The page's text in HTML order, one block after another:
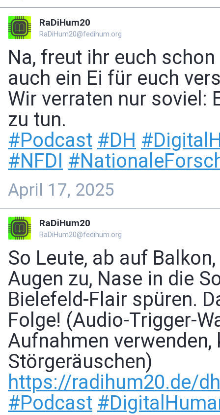
RaDiHum20
RaDiHum20@fedihum.org
Na, freut ihr euch
auch ein Ei für euch
Wir verraten nur soviel:
zu tun.
#Podcast #DH #
#NFDI #
April 17, 2025
RaDiHum20
RaDiHum20@fedihum.org
So Leute, ab auf
Augen zu, Nase in die
Bielefeld-Flair spüren.
Folge! (Audio-Trigger-
Aufnahmen
Störgeräuschen)
https://radihum20.de/
#Podcast #